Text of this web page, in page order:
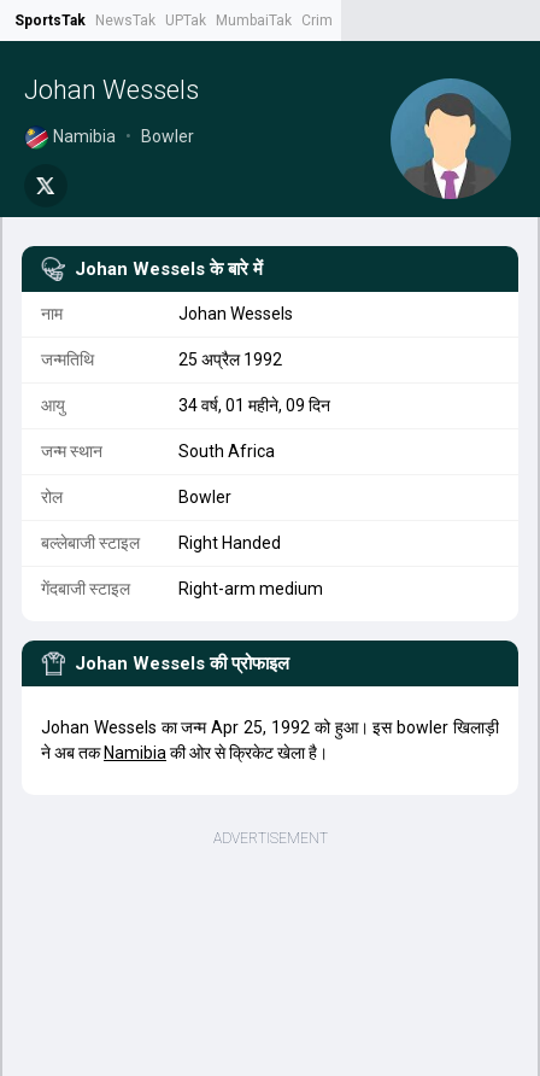
SportsTak NewsTak UPTak MumbaiTak CrimeTak
Johan Wessels
Namibia • Bowler
Johan Wessels के बारे में
नाम Johan Wessels
जन्मतिथि 25 अप्रैल 1992
आयु 34 वर्ष, 01 महीने, 09 दिन
जन्म स्थान South Africa
रोल Bowler
बल्लेबाजी स्टाइल Right Handed
गेंदबाजी स्टाइल Right-arm medium
Johan Wessels की प्रोफाइल
Johan Wessels का जन्म Apr 25, 1992 को हुआ। इस bowler खिलाड़ी
ने अब तक Namibia की ओर से क्रिकेट खेला है।